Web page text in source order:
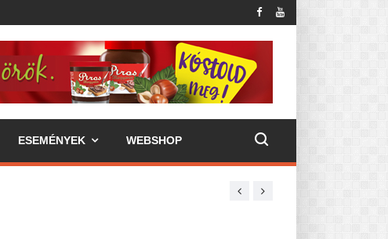
ESEMÉNYEK WEBSHOP